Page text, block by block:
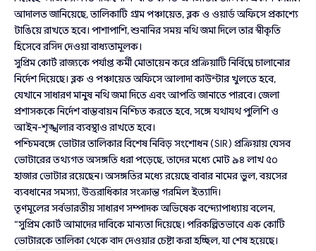
আদালত জানিয়েছে, তালিকাটি গ্রাম পঞ্চায়েত, ব্লক ও ওয়ার্ড অফিসে প্রকাশ্যে
টাঙিয়ে রাখতে হবে। পাশাপাশি, শুনানির সময় নথি জমা দিলে তার স্বীকৃতি
হিসেবে রসিদ দেওয়া বাধ্যতামূলক।
সুপ্রিম কোর্ট রাজ্যকে পর্যাপ্ত কর্মী মোতায়েন করে প্রক্রিয়াটি নির্বিঘ্নে চালানোর
নির্দেশ দিয়েছে। ব্লক ও পঞ্চায়েত অফিসে আলাদা কাউন্টার খুলতে হবে,
যেখানে সাধারণ মানুষ নথি জমা দিতে এবং আপত্তি জানাতে পারবে। জেলা
প্রশাসককে নির্দেশ বাস্তবায়ন নিশ্চিত করতে হবে, সঙ্গে যথাযথ পুলিশি ও
আইন-শৃঙ্খলার ব্যবস্থাও রাখতে হবে।
পশ্চিমবঙ্গে ভোটার তালিকার বিশেষ নিবিড় সংশোধন (SIR) প্রক্রিয়ায় যেসব
ভোটারের তথ্যগত অসঙ্গতি ধরা পড়েছে, তাদের মধ্যে মোট ৯৪ লাখ ৫০
হাজার ভোটার রয়েছেন। অসঙ্গতির মধ্যে রয়েছে বাবার নামের ভুল, বয়সের
ব্যবধানের সমস্যা, উত্তরাধিকার সংক্রান্ত গরমিল ইত্যাদি।
তৃণমূলের সর্বভারতীয় সাধারণ সম্পাদক অভিষেক বন্দ্যোপাধ্যায় বলেন,
“সুপ্রিম কোর্ট আমাদের দাবিকে মান্যতা দিয়েছে। পরিকল্পিতভাবে এক কোটি
ভোটারকে তালিকা থেকে বাদ দেওয়ার চেষ্টা করা হচ্ছিল, যা শেষ হয়েছে।